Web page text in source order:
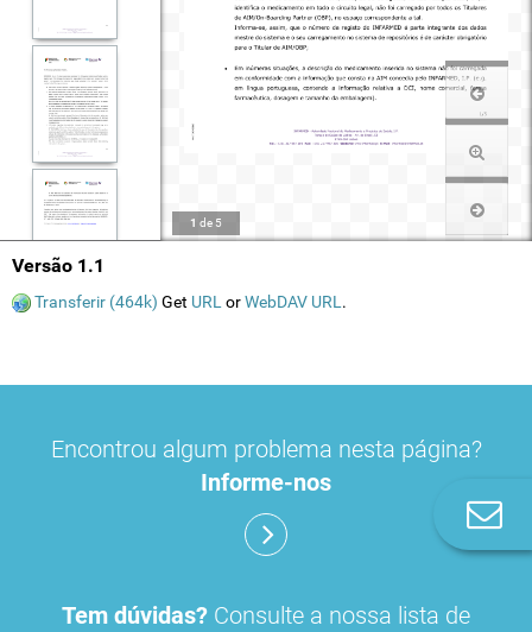
1 de 5
Versão 1.1
Transferir (464k) Get URL orWebDAV URL .
Encontrou algum problema nesta página?
Informe-nos
Tem dúvidas? Consulte a nossa lista de